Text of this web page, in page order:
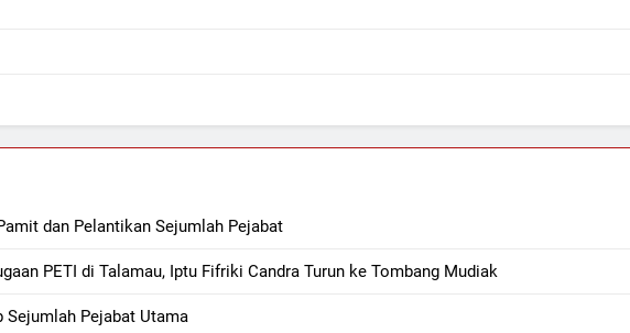
dan Pelantikan Sejumlah Pejabat
PETI di Talamau, Iptu Fifriki Candra Turun ke Tombang Mudiak
Sejumlah Pejabat Utama